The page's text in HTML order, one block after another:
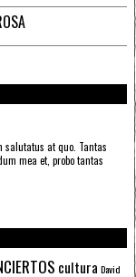
salutatus at quo. Tantas
mea et, probo tantas
cultura David